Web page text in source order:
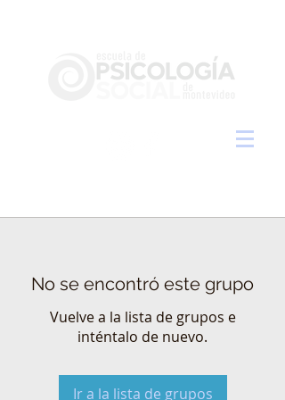
No se encontró este grupo
Vuelve a la lista de grupos e
inténtalo de nuevo.
Ir a la lista de grupos